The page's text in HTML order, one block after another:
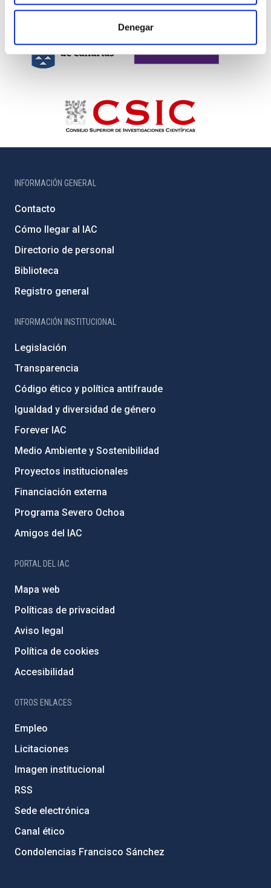
Denegar
INFORMACIÓN GENERAL
Contacto
Cómo llegar al IAC
Directorio de personal
Biblioteca
Registro general
INFORMACIÓN INSTITUCIONAL
Legislación
Transparencia
Código ético y política antifraude
Igualdad y diversidad de género
Forever IAC
Medio Ambiente y Sostenibilidad
Proyectos institucionales
Financiación externa
Programa Severo Ochoa
Amigos del IAC
PORTAL DEL IAC
Mapa web
Políticas de privacidad
Aviso legal
Política de cookies
Accesibilidad
OTROS ENLACES
Empleo
Licitaciones
Imagen institucional
RSS
Sede electrónica
Canal ético
Condolencias Francisco Sánchez